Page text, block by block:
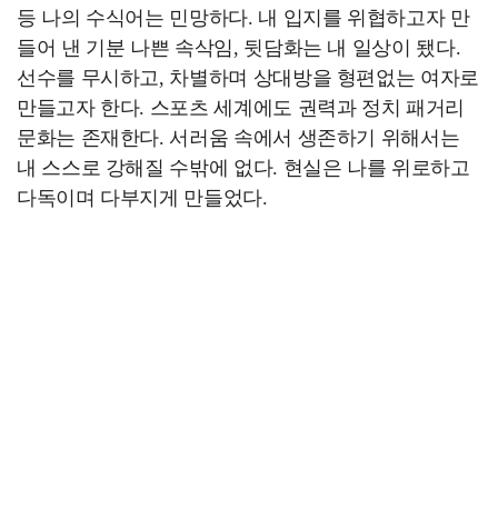
등 나의 수식어는 민망하다. 내 입지를 위협하고자 만
들어 낸 기분 나쁜 속삭임, 뒷담화는 내 일상이 됐다.
선수를 무시하고, 차별하며 상대방을 형편없는 여자로
만들고자 한다. 스포츠 세계에도 권력과 정치 패거리
문화는 존재한다. 서러움 속에서 생존하기 위해서는
내 스스로 강해질 수밖에 없다. 현실은 나를 위로하고
다독이며 다부지게 만들었다.